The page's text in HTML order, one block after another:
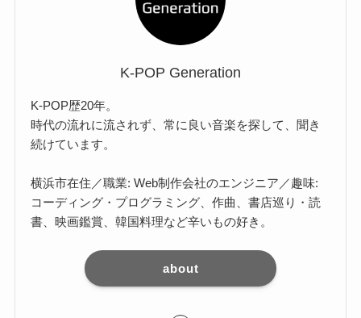
K-POP Generation
K-POP歴20年。
時代の流れに流されず、常に良い音楽を探して、聞き
続けています。
横浜市在住／職業: Web制作会社のエンジニア／趣味:
コーディング・プログラミング、作曲、書店巡り・読
書、映画鑑賞、韓国料理など辛いもの好き。
about